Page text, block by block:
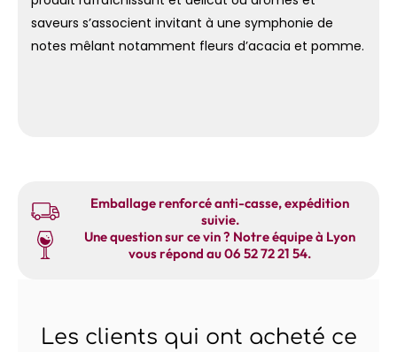
saveurs s’associent invitant à une symphonie de
notes mêlant notamment fleurs d’acacia et pomme.
Emballage renforcé anti-casse, expédition
suivie.
Une question sur ce vin ? Notre équipe à Lyon
vous répond au 06 52 72 21 54.
Les clients qui ont acheté ce